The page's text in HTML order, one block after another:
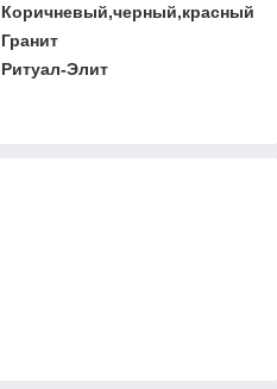
Коричневый,черный,красный
Гранит
Ритуал-Элит